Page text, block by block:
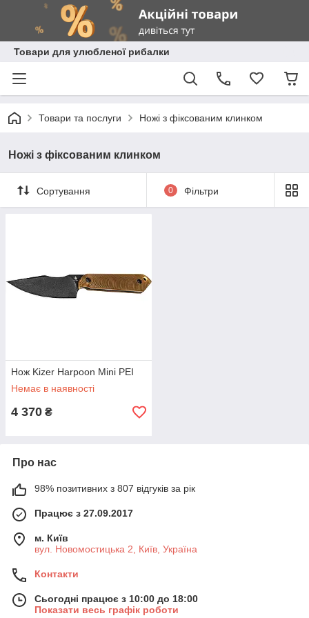
Товари для улюбленої рибалки
Товари та послуги Ножі з фіксованим клинком
Ножі з фіксованим клинком
Сортування 0 Фільтри
Нож Kizer Harpoon Mini PEI
Немає в наявності
4 370 ₴
Про нас
98% позитивних з 807 відгуків за рік
Працює з 27.09.2017
м. Київ
вул. Новомостицька 2, Київ, Україна
Контакти
Сьогодні працює з 10:00 до 18:00
Показати весь графік роботи